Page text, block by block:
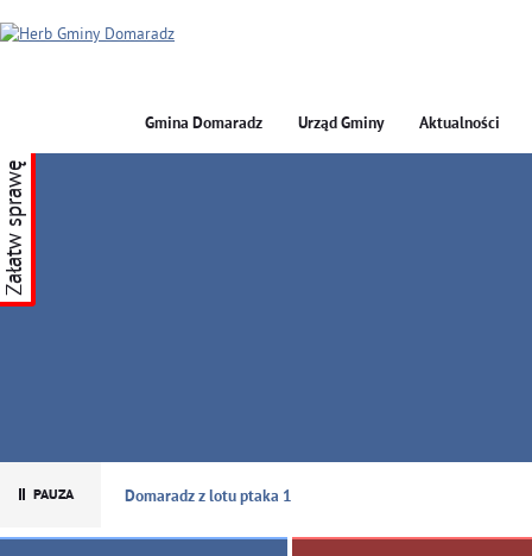
GMINA DOMARADZ
Gmina Domaradz Urząd Gminy Aktualności
Domaradz z lotu ptaka 1
Załatw sprawę